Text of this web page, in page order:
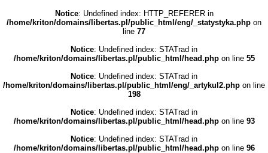
Notice: Undefined index: HTTP_REFERER in
/home/kriton/domains/libertas.pl/public_html/eng/_statystyka.php on
line 77
Notice: Undefined index: STATrad in
/home/kriton/domains/libertas.pl/public_html/head.phpon line 55
Notice: Undefined index: STATrad in
/home/kriton/domains/libertas.pl/public_html/eng/_artykul2.php on line
198
Notice: Undefined index: STATrad in
/home/kriton/domains/libertas.pl/public_html/head.phpon line 93
Notice: Undefined index: STATrad in
/home/kriton/domains/libertas.pl/public_html/head.phpon line 96